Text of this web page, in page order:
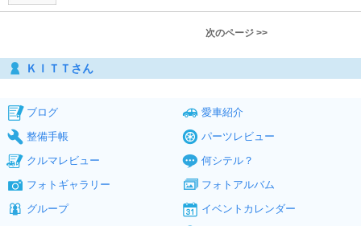
次のページ >>
ＫＩＴＴさん
ブログ
愛車紹介
整備手帳
パーツレビュー
クルマレビュー
何シテル？
フォトギャラリー
フォトアルバム
グループ
イベントカレンダー